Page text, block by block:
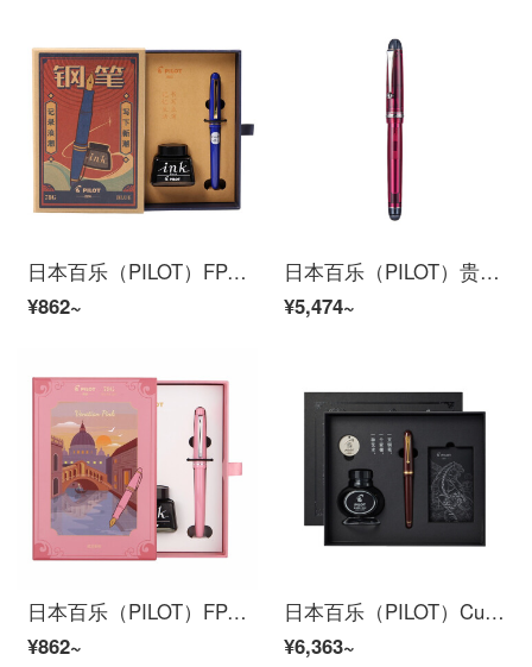
日本百乐（PILOT）FP-78G+钢笔套装 F尖商务签字笔练字送礼钢笔墨水复古礼盒装 蓝色
¥862~
日本百乐（PILOT）贵客74钢笔 成人书法练字钢笔 商务送礼盒装 FKKN-12SR EF尖 透明酒红
¥5,474~
日本百乐（PILOT）FP-78G钢笔礼盒装 F尖商务签字笔学生练字送礼钢笔墨水意式风情套装 嫩粉
¥862~
日本百乐（PILOT）Custom74贵客钢笔套装 书法练字签名钢笔 商务钢笔送礼盒套装 FKK1000R F尖 深红
¥6,363~